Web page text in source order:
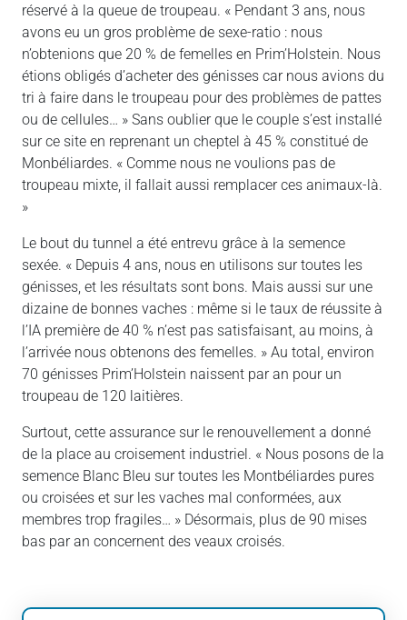
réservé à la queue de troupeau. « Pendant 3 ans, nous
avons eu un gros problème de sexe-ratio : nous
n’obtenions que 20 % de femelles en Prim’Holstein. Nous
étions obligés d’acheter des génisses car nous avions du
tri à faire dans le troupeau pour des problèmes de pattes
ou de cellules… » Sans oublier que le couple s’est installé
sur ce site en reprenant un cheptel à 45 % constitué de
Monbéliardes. « Comme nous ne voulions pas de
troupeau mixte, il fallait aussi remplacer ces animaux-là.
»
Le bout du tunnel a été entrevu grâce à la semence
sexée. « Depuis 4 ans, nous en utilisons sur toutes les
génisses, et les résultats sont bons. Mais aussi sur une
dizaine de bonnes vaches : même si le taux de réussite à
l’IA première de 40 % n’est pas satisfaisant, au moins, à
l’arrivée nous obtenons des femelles. » Au total, environ
70 génisses Prim’Holstein naissent par an pour un
troupeau de 120 laitières.
Surtout, cette assurance sur le renouvellement a donné
de la place au croisement industriel. « Nous posons de la
semence Blanc Bleu sur toutes les Montbéliardes pures
ou croisées et sur les vaches mal conformées, aux
membres trop fragiles… » Désormais, plus de 90 mises
bas par an concernent des veaux croisés.